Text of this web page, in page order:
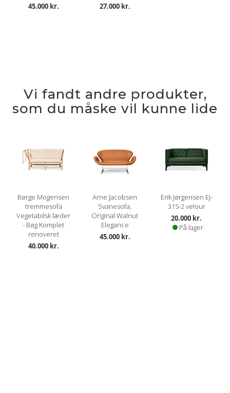
45.000 kr. 27.000 kr.
Vi fandt andre produkter,
som du måske vil kunne lide
Børge Mogensen
tremmesofa
Vegetabilsk læder
- Bøg Komplet
renoveret
40.000 kr.
Arne Jacobsen
Svanesofa,
Original Walnut
Elegance
45.000 kr.
Erik Jørgensen EJ-
315-2 velour
20.000 kr.
På lager